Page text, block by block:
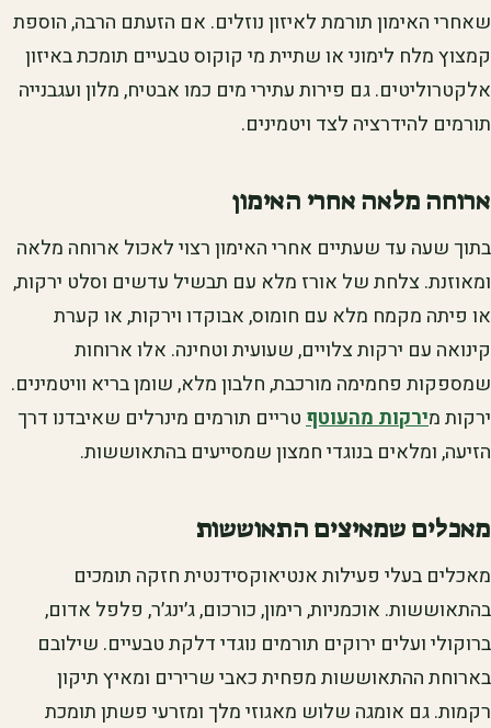
שאחרי האימון תורמת לאיזון נוזלים. אם הזעתם הרבה, הוספת
קמצוץ מלח לימוני או שתיית מי קוקוס טבעיים תומכת באיזון
אלקטרוליטים. גם פירות עתירי מים כמו אבטיח, מלון ועגבנייה
תורמים להידרציה לצד ויטמינים.
ארוחה מלאה אחרי האימון
בתוך שעה עד שעתיים אחרי האימון רצוי לאכול ארוחה מלאה
ומאוזנת. צלחת של אורז מלא עם תבשיל עדשים וסלט ירקות,
או פיתה מקמח מלא עם חומוס, אבוקדו וירקות, או קערת
קינואה עם ירקות צלויים, שעועית וטחינה. אלו ארוחות
שמספקות פחמימה מורכבת, חלבון מלא, שומן בריא וויטמינים.
ירקות מירקות מהעוטףטריים תורמים מינרלים שאיבדנו דרך
הזיעה, ומלאים בנוגדי חמצון שמסייעים בהתאוששות.
מאכלים שמאיצים התאוששות
מאכלים בעלי פעילות אנטיאוקסידנטית חזקה תומכים
בהתאוששות. אוכמניות, רימון, כורכום, ג׳ינג׳ר, פלפל אדום,
ברוקולי ועלים ירוקים תורמים נוגדי דלקת טבעיים. שילובם
בארוחת ההתאוששות מפחית כאבי שרירים ומאיץ תיקון
רקמות. גם אומגה שלוש מאגוזי מלך ומזרעי פשתן תומכת